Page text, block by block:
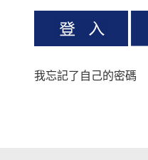
我忘記了自己的密碼